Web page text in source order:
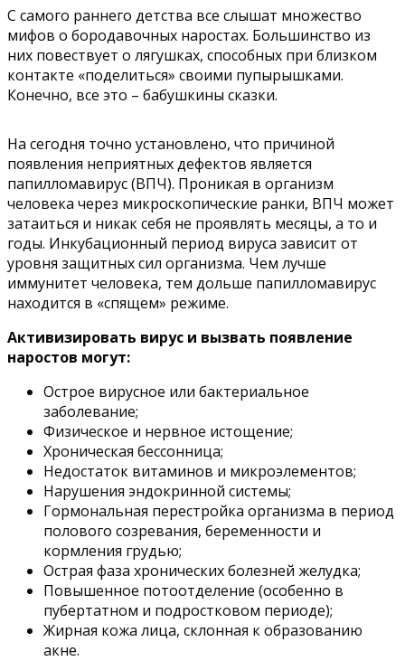
С самого раннего детства все слышат множество
мифов о бородавочных наростах. Большинство из
них повествует о лягушках, способных при близком
контакте «поделиться» своими пупырышками.
Конечно, все это – бабушкины сказки.
На сегодня точно установлено, что причиной
появления неприятных дефектов является
папилломавирус (ВПЧ). Проникая в организм
человека через микроскопические ранки, ВПЧ может
затаиться и никак себя не проявлять месяцы, а то и
годы. Инкубационный период вируса зависит от
уровня защитных сил организма. Чем лучше
иммунитет человека, тем дольше папилломавирус
находится в «спящем» режиме.
Активизировать вирус и вызвать появление
наростов могут:
Острое вирусное или бактериальное
заболевание;
Физическое и нервное истощение;
Хроническая бессонница;
Недостаток витаминов и микроэлементов;
Нарушения эндокринной системы;
Гормональная перестройка организма в период
полового созревания, беременности и
кормления грудью;
Острая фаза хронических болезней желудка;
Повышенное потоотделение (особенно в
пубертатном и подростковом периоде);
Жирная кожа лица, склонная к образованию
акне.